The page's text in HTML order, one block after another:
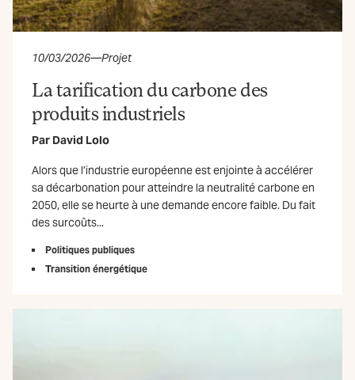
10/03/2026—Projet
La tarification du carbone des
produits industriels
Par David Lolo
Alors que l’industrie européenne est enjointe à accélérer
sa décarbonation pour atteindre la neutralité carbone en
2050, elle se heurte à une demande encore faible. Du fait
des surcoûts...
Politiques publiques
Transition énergétique